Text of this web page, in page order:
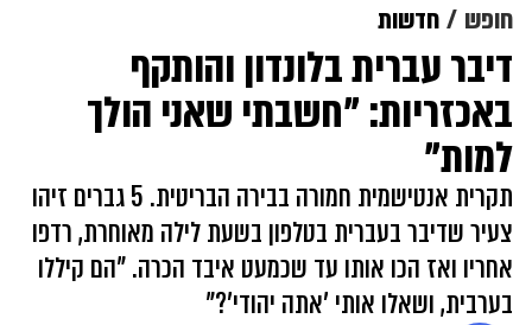
חופש חדשות
דיבר עברית בלונדון והותקף
באכזריות: "חשבתי שאני הולך
למות"
תקרית אנטישמית חמורה בבירה הבריטית. 5 גברים זיהו
צעיר שדיבר בעברית בטלפון בשעת לילה מאוחרת, רדפו
אחריו ואז הכו אותו עד שכמעט איבד הכרה. "הם קיללו
בערבית, ושאלו אותי 'אתה יהודי'?"